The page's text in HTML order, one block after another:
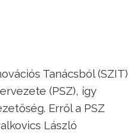
Tanácsból (SZIT)
(PSZ), így
Erről a PSZ
László